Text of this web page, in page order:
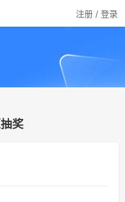
注册 / 登录
奖